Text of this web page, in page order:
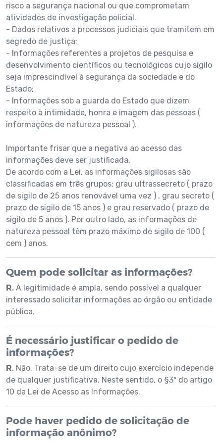
risco a segurança nacional ou que comprometam
atividades de investigação policial.
- Dados relativos a processos judiciais que tramitem em
segredo de justiça;
- Informações referentes a projetos de pesquisa e
desenvolvimento científicos ou tecnológicos cujo sigilo
seja imprescindível à segurança da sociedade e do
Estado;
- Informações sob a guarda do Estado que dizem
respeito à intimidade, honra e imagem das pessoas (
informações de natureza pessoal ).
Importante frisar que a negativa ao acesso das
informações deve ser justificada.
De acordo com a Lei, as informações sigilosas são
classificadas em três grupos: grau ultrassecreto ( prazo
de sigilo de 25 anos renovável uma vez ) , grau secreto (
prazo de sigilo de 15 anos ) e grau reservado ( prazo de
sigilo de 5 anos ). Por outro lado, as informações de
natureza pessoal têm prazo máximo de sigilo de 100 (
cem ) anos.
Quem pode solicitar as informações?
R. A legitimidade é ampla, sendo possível a qualquer
interessado solicitar informações ao órgão ou entidade
pública.
É necessário justificar o pedido de
informações?
R. Não. Trata-se de um direito cujo exercício independe
de qualquer justificativa. Neste sentido, o §3º do artigo
10 da Lei de Acesso as Informações.
Pode haver pedido de solicitação de
informação anônimo?